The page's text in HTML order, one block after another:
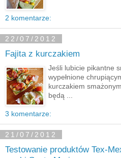
2 komentarze:
22/07/2012
Fajita z kurczakiem
Jeśli lubicie pikantne
wypełnione
kurczakiem
będą ...
3 komentarze:
21/07/2012
Testowanie produktów Tex-